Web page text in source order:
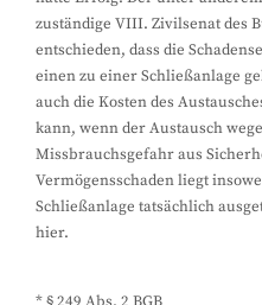
zuständige VIII. Zivilsenat des
entschieden, dass die
einen zu einer Schließanlage
auch die Kosten des
kann, wenn der Austausch
Missbrauchsgefahr aus
Vermögensschaden liegt
Schließanlage tatsächlich
hier.